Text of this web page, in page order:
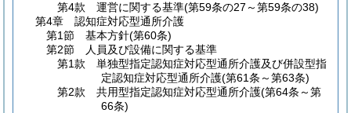
第4款
運営に関する基準(第59条の27～第59条の38)
第4章
認知症対応型通所介護
第1節
基本方針(第60条)
第2節
人員及び設備に関する基準
第1款
単独型指定認知症対応型通所介護及び併設型指
定認知症対応型通所介護(第61条～第63条)
第2款
共用型指定認知症対応型通所介護(第64条～第
66条)